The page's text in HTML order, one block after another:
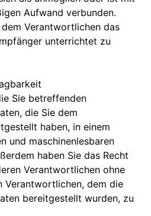
Aufwand verbunden.
Verantwortlichen das
unterrichtet zu
Sie betreffenden
die Sie dem
haben, in einem
und maschinenlesbaren
haben Sie das Recht
Verantwortlichen ohne
Verantwortlichen, dem die
bereitgestellt wurden, zu